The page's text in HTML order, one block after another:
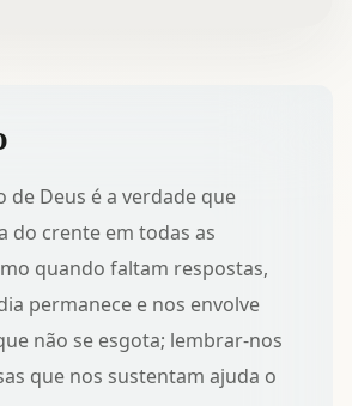
de Deus é a verdade que
do crente em todas as
quando faltam respostas,
permanece e nos envolve
não se esgota; lembrar-nos
que nos sustentam ajuda o